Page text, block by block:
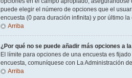
puede elegir el número de opciones que el
encuesta (0 para duración infinita) y por último
Arriba
¿Por qué no se puede añadir más opciones a
El límite para opciones de una encuesta es
encuesta, comuníquese con La Administración
Arriba